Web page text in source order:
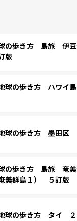
の歩き方 島旅 伊
版
球の歩き方 ハワイ
球の歩き方 墨田区
の歩き方 島旅 奄
美群島１） ５訂版
球の歩き方 タイ ２